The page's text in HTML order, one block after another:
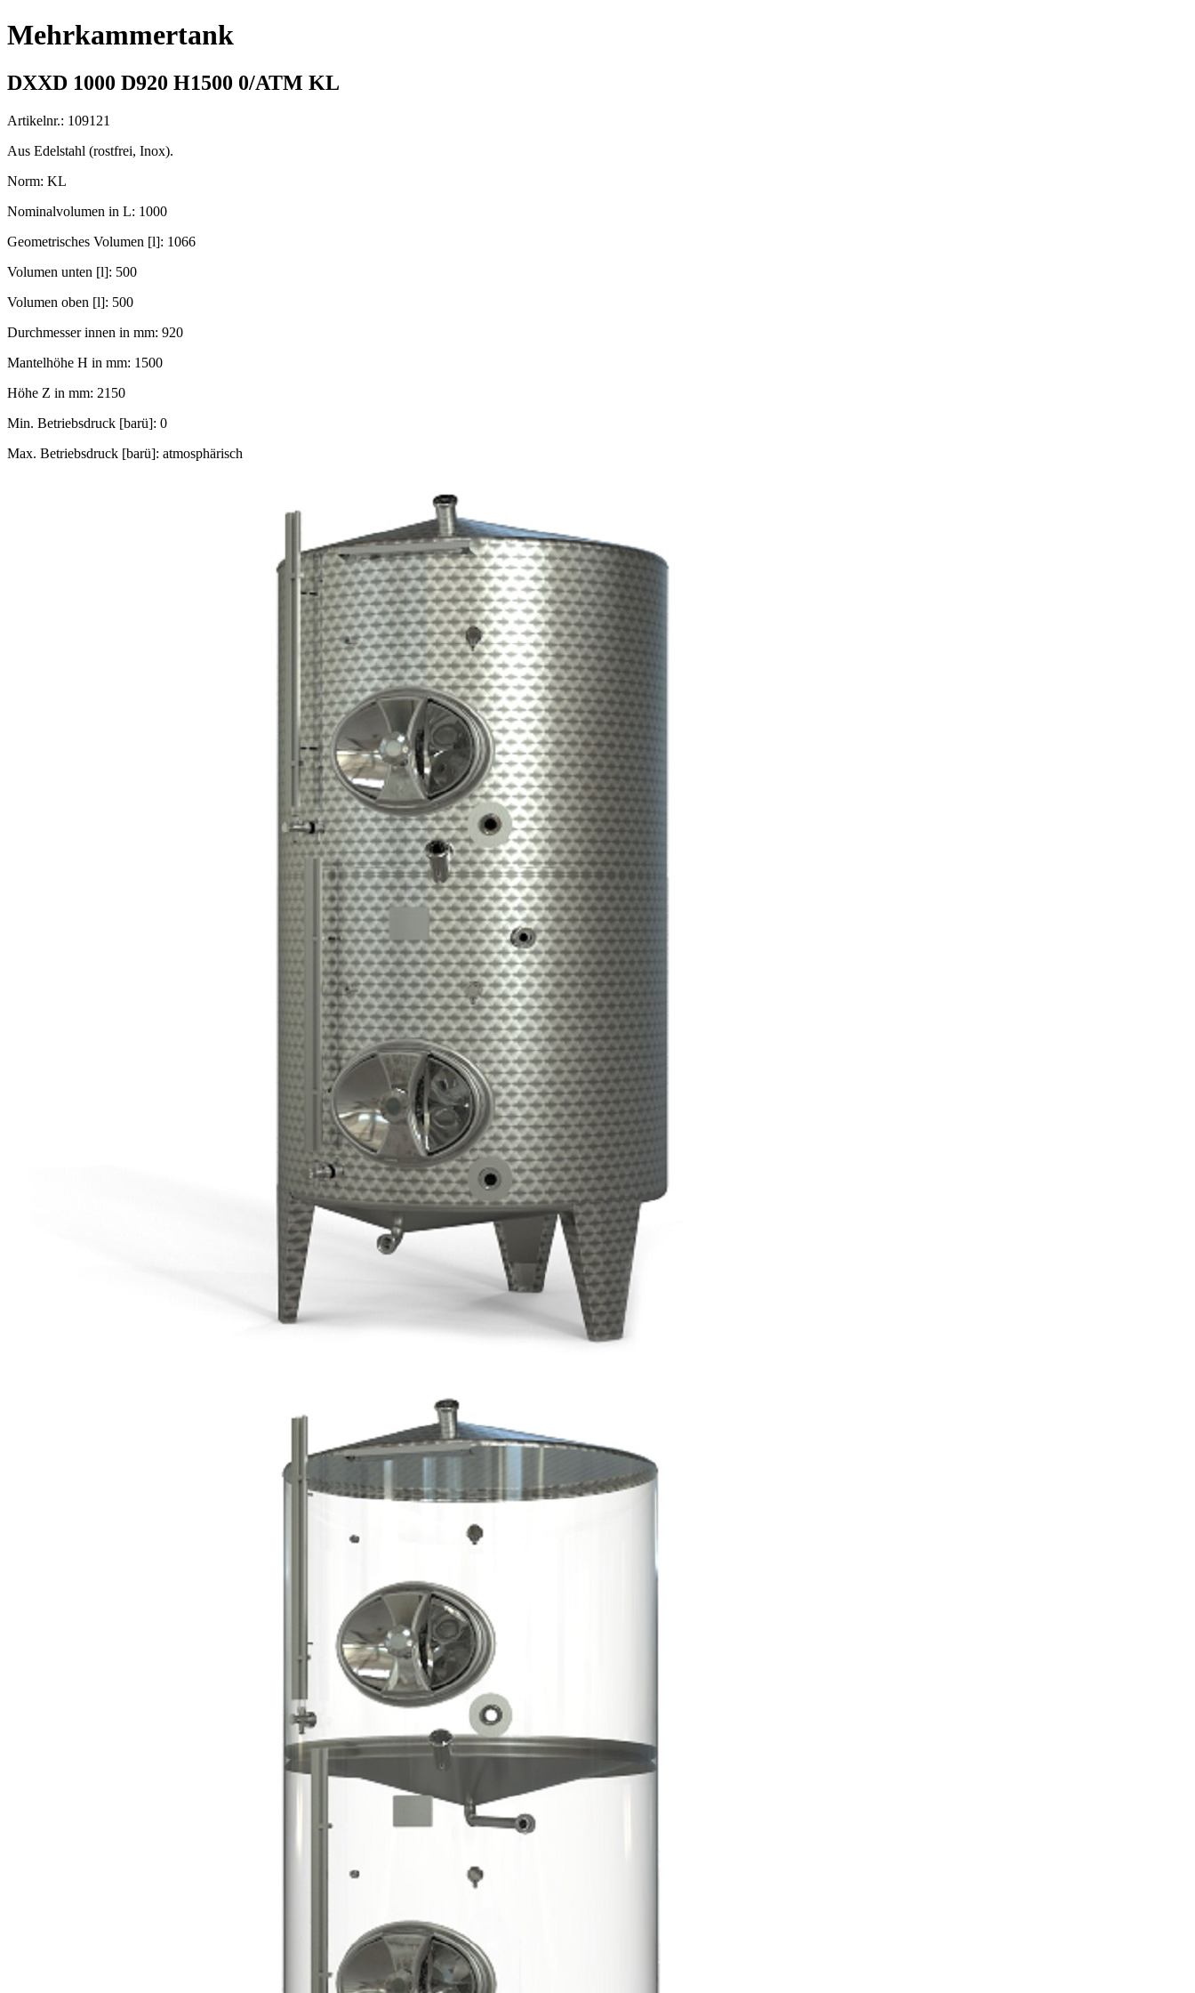
Mehrkammertank
DXXD 1000 D920 H1500 0/ATM KL
Artikelnr.: 109121
Aus Edelstahl (rostfrei, Inox).
Norm: KL
Nominalvolumen in L: 1000
Geometrisches Volumen [l]: 1066
Volumen unten [l]: 500
Volumen oben [l]: 500
Durchmesser innen in mm: 920
Mantelhöhe H in mm: 1500
Höhe Z in mm: 2150
Min. Betriebsdruck [barü]: 0
Max. Betriebsdruck [barü]: atmosphärisch